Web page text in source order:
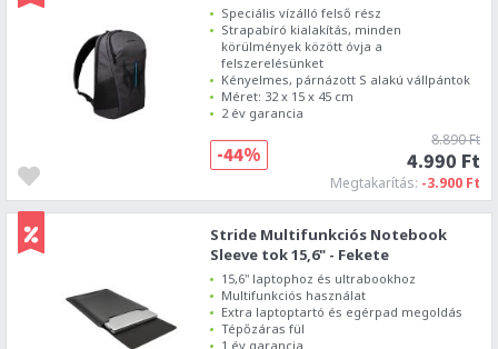
Speciális vízálló felső rész
Strapabíró kialakítás, minden
körülmények között óvja a
felszerelésünket
Kényelmes, párnázott S alakú vállpántok
Méret: 32 x 15 x 45 cm
2 év garancia
8.890 Ft
4.990 Ft
Megtakarítás: -3.900 Ft
-44%
Stride Multifunkciós Notebook
Sleeve tok 15,6" - Fekete
15,6" laptophoz és ultrabookhoz
Multifunkciós használat
Extra laptoptartó és egérpad megoldás
Tépőzáras fül
1 év garancia